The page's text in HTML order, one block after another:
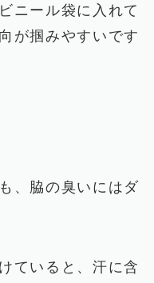
ニール袋に入れて
が掴みやすいです
、脇の臭いにはダ
ていると、汗に含